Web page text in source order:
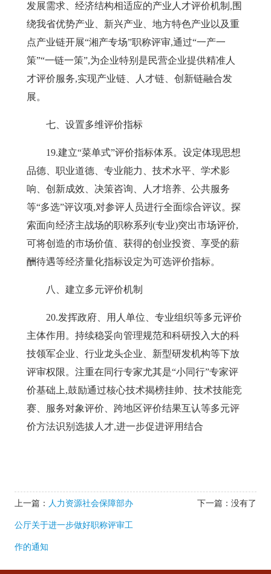
发展需求、经济结构相适应的产业人才评价机制,围
绕我省优势产业、新兴产业、地方特色产业以及重
点产业链开展“湘产专场”职称评审,通过“一产一
策”“一链一策”,为企业特别是民营企业提供精准人
才评价服务,实现产业链、人才链、创新链融合发
展。
七、设置多维评价指标
19.建立“菜单式”评价指标体系。设定体现思想
品德、职业道德、专业能力、技术水平、学术影
响、创新成效、决策咨询、人才培养、公共服务
等“多选”评议项,对参评人员进行全面综合评议。探
索面向经济主战场的职称系列(专业)突出市场评价,
可将创造的市场价值、获得的创业投资、享受的薪
酬待遇等经济量化指标设定为可选评价指标。
八、建立多元评价机制
20.发挥政府、用人单位、专业组织等多元评价
主体作用。持续稳妥向管理规范和科研投入大的科
技领军企业、行业龙头企业、新型研发机构等下放
评审权限。注重在同行专家尤其是“小同行”专家评
价基础上,鼓励通过核心技术揭榜挂帅、技术技能竞
赛、服务对象评价、跨地区评价结果互认等多元评
价方法识别选拔人才,进一步促进评用结合
上一篇： 人力资源社会保障部办
公厅关于进一步做好职称评审工
作的通知
下一篇：没有了